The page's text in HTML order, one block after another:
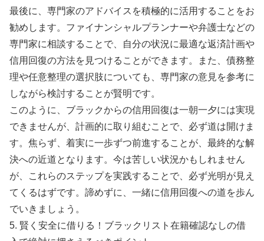
最後に、専門家のアドバイスを積極的に活用することをお
勧めします。ファイナンシャルプランナーや弁護士などの
専門家に相談することで、自分の状況に最適な返済計画や
信用回復の方法を見つけることができます。また、債務整
理や任意整理の選択肢についても、専門家の意見を参考に
しながら検討することが賢明です。
このように、ブラックからの信用回復は一朝一夕には実現
できませんが、計画的に取り組むことで、必ず道は開けま
す。焦らず、着実に一歩ずつ前進することが、最終的な解
決への近道となります。今は苦しい状況かもしれません
が、これらのステップを実践することで、必ず光明が見え
てくるはずです。諦めずに、一緒に信用回復への道を歩ん
でいきましょう。
5. 賢く安全に借りる！ブラックリスト在籍確認なしの借